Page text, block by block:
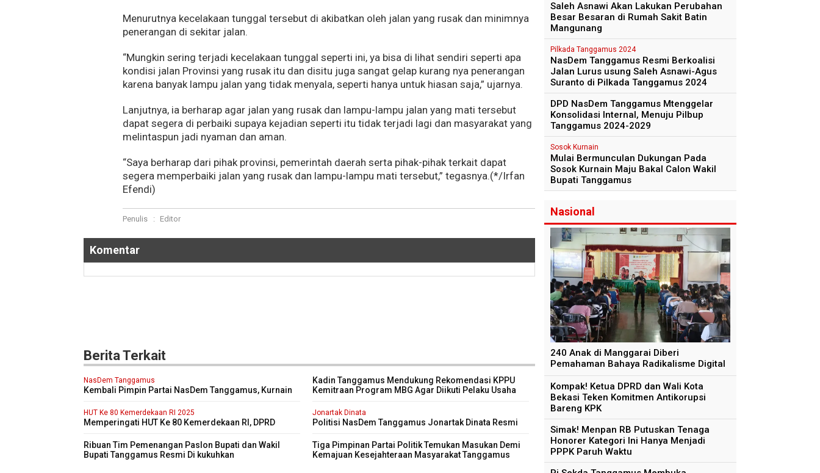
Menurutnya kecelakaan tunggal tersebut di akibatkan oleh jalan yang rusak dan minimnya
penerangan di sekitar jalan.
“Mungkin sering terjadi kecelakaan tunggal seperti ini, ya bisa di lihat sendiri seperti apa
kondisi jalan Provinsi yang rusak itu dan disitu juga sangat gelap kurang nya penerangan
karena banyak lampu jalan yang tidak menyala, seperti hanya untuk hiasan saja,” ujarnya.
Lanjutnya, ia berharap agar jalan yang rusak dan lampu-lampu jalan yang mati tersebut
dapat segera di perbaiki supaya kejadian seperti itu tidak terjadi lagi dan masyarakat yang
melintaspun jadi nyaman dan aman.
“Saya berharap dari pihak provinsi, pemerintah daerah serta pihak-pihak terkait dapat
segera memperbaiki jalan yang rusak dan lampu-lampu mati tersebut,” tegasnya.(*/Irfan
Efendi)
Penulis : Editor
Komentar
Berita Terkait
NasDem Tanggamus
Kembali Pimpin Partai NasDem Tanggamus, Kurnain
lipat
Kadin Tanggamus Mendukung Rekomendasi KPPU
Kemitraan Program MBG Agar Diikuti Pelaku Usaha
HUT Ke 80 Kemerdekaan RI 2025
Memperingati HUT Ke 80 Kemerdekaan RI, DPRD
Istimewa
Jonartak Dinata
Politisi NasDem Tanggamus Jonartak Dinata Resmi
Ribuan Tim Pemenangan Paslon Bupati dan Wakil
Bupati Tanggamus Resmi Di kukuhkan
Tiga Pimpinan Partai Politik Temukan Masukan Demi
Kemajuan Kesejahteraan Masyarakat Tanggamus
Saleh Asnawi Akan Lakukan Perubahan
Besar Besaran di Rumah Sakit Batin
Mangunang
Pilkada Tanggamus 2024
NasDem Tanggamus Resmi Berkoalisi
Jalan Lurus usung Saleh Asnawi-Agus
Suranto di Pilkada Tanggamus 2024
DPD NasDem Tanggamus Mtenggelar
Konsolidasi Internal, Menuju Pilbup
Tanggamus 2024-2029
Sosok Kurnain
Mulai Bermunculan Dukungan Pada
Sosok Kurnain Maju Bakal Calon Wakil
Bupati Tanggamus
Nasional
240 Anak di Manggarai Diberi
Pemahaman Bahaya Radikalisme Digital
Kompak! Ketua DPRD dan Wali Kota
Bekasi Teken Komitmen Antikorupsi
Bareng KPK
Simak! Menpan RB Putuskan Tenaga
Honorer Kategori Ini Hanya Menjadi
PPPK Paruh Waktu